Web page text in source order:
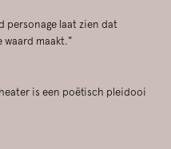
personage laat zien dat
waard maakt."
is een poëtisch pleidooi